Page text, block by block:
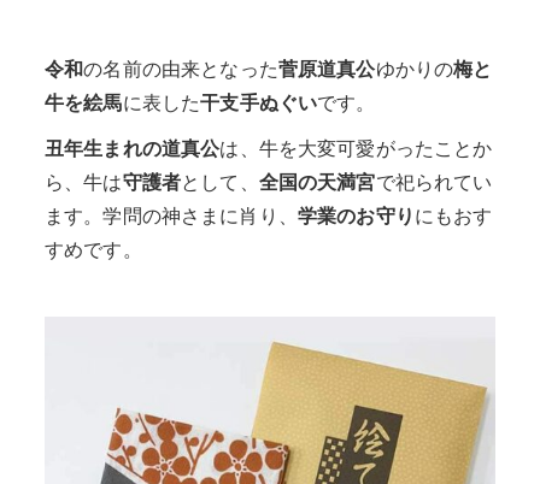
令和の名前の由来となった菅原道真公ゆかりの梅と
牛を絵馬に表した干支手ぬぐいです。
丑年生まれの道真公は、牛を大変可愛がったことか
ら、牛は守護者として、 全国の天満宮で祀られてい
ます。学問の神さまに肖り、 学業のお守りにもおす
すめです。